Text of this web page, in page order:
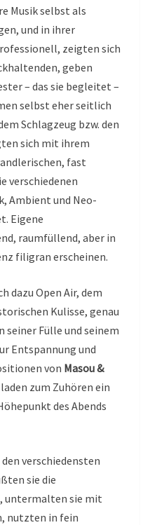
Musik selbst als
und in ihrer
zeigten sich
geben
– das sie begleitet –
selbst eher seitlich
Schlagzeug bzw. den
sich mit ihrem
fast
verschiedenen
Ambient und Neo-
Eigene
raumfüllend, aber in
filigran erscheinen.
dazu Open Air, dem
Kulisse, genau
seiner Fülle und seinem
Entspannung und
von Masou &
zum Zuhören ein
des Abends
verschiedensten
sie die
untermalten sie mit
nutzten in fein